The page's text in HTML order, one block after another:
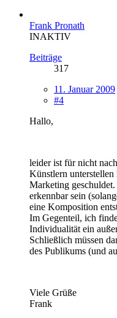
Frank Pronath
INAKTIV
Beiträge
317
11. Januar 2009
#4
Hallo,
leider ist für nicht
Künstlern
Marketing
erkennbar sein
eine Komposition
Im Gegenteil, ich
Individualität ein
Schließlich müssen
des Publikums (und
Viele Grüße
Frank